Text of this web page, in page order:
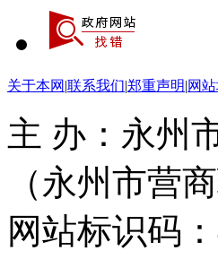
关于本网 |联系我们|郑重声明|网
主 办：永州
（永州市营
网站标识码